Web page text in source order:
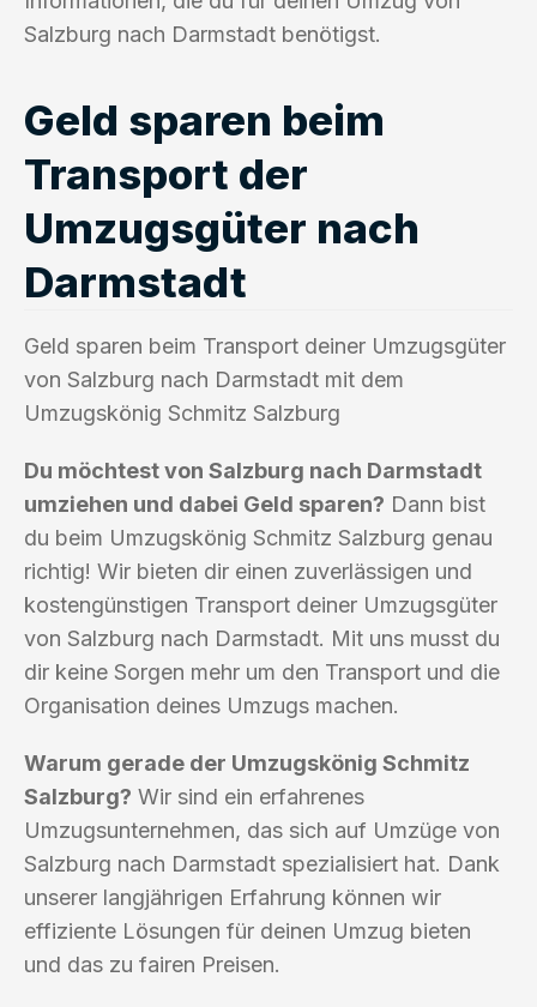
Salzburg nach Darmstadt benötigst.
Geld sparen beim
Transport der
Umzugsgüter nach
Darmstadt
Geld sparen beim Transport deiner Umzugsgüter
von Salzburg nach Darmstadt mit dem
Umzugskönig Schmitz Salzburg
Du möchtest von Salzburg nach Darmstadt
umziehen und dabei Geld sparen? Dann bist
du beim Umzugskönig Schmitz Salzburg genau
richtig! Wir bieten dir einen zuverlässigen und
kostengünstigen Transport deiner Umzugsgüter
von Salzburg nach Darmstadt. Mit uns musst du
dir keine Sorgen mehr um den Transport und die
Organisation deines Umzugs machen.
Warum gerade der Umzugskönig Schmitz
Salzburg? Wir sind ein erfahrenes
Umzugsunternehmen, das sich auf Umzüge von
Salzburg nach Darmstadt spezialisiert hat. Dank
unserer langjährigen Erfahrung können wir
effiziente Lösungen für deinen Umzug bieten
und das zu fairen Preisen.